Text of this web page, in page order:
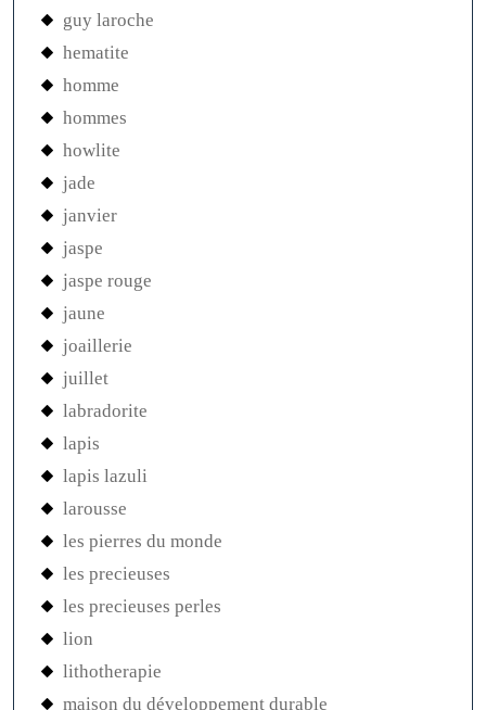
guy laroche
hematite
homme
hommes
howlite
jade
janvier
jaspe
jaspe rouge
jaune
joaillerie
juillet
labradorite
lapis
lapis lazuli
larousse
les pierres du monde
les precieuses
les precieuses perles
lion
lithotherapie
maison du développement durable